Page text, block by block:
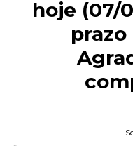
hoje (07/